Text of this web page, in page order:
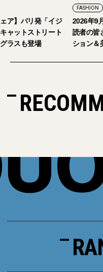
ア】パリ発「イジ
ャットストリート
ラスも登場
FASHION
2026年9
読者の皆
ション＆